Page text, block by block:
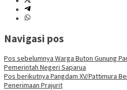
Navigasi pos
Pos sebelumnya Warga Buton Gunung
Pemerintah Negeri Saparua
Pos berikutnya Pangdam XV/Pattimura
Penerimaan Prajurit